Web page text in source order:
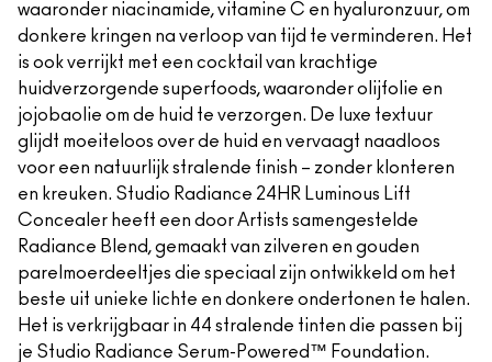
waaronder niacinamide, vitamine C en hyaluronzuur, om
donkere kringen na verloop van tijd te verminderen. Het
is ook verrijkt met een cocktail van krachtige
huidverzorgende superfoods, waaronder olijfolie en
jojobaolie om de huid te verzorgen. De luxe textuur
glijdt moeiteloos over de huid en vervaagt naadloos
voor een natuurlijk stralende finish – zonder klonteren
en kreuken. Studio Radiance 24HR Luminous Lift
Concealer heeft een door Artists samengestelde
Radiance Blend, gemaakt van zilveren en gouden
parelmoerdeeltjes die speciaal zijn ontwikkeld om het
beste uit unieke lichte en donkere ondertonen te halen.
Het is verkrijgbaar in 44 stralende tinten die passen bij
je Studio Radiance Serum-Powered™ Foundation.